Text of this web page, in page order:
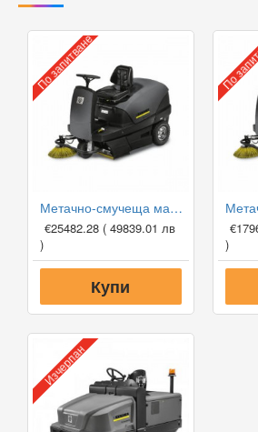
По запитване
Метачно-смучеща машина Karcher KM 100/100 R Bp Pack
€25482.28 ( 49839.01 лв
)
Купи
По
)
Изчерпан